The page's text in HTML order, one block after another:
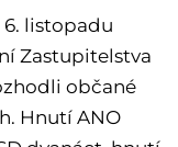
6. listopadu
Zastupitelstva
občané
Hnutí ANO